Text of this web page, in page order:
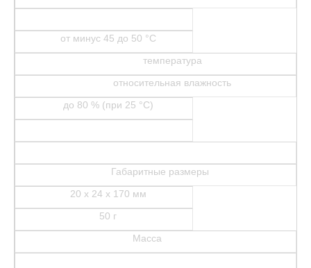
температура
от минус 45 до 50 °С
относительная влажность
до 80 % (при 25 °С)
Габаритные размеры
20 х 24 х 170 мм
Масса
50 г